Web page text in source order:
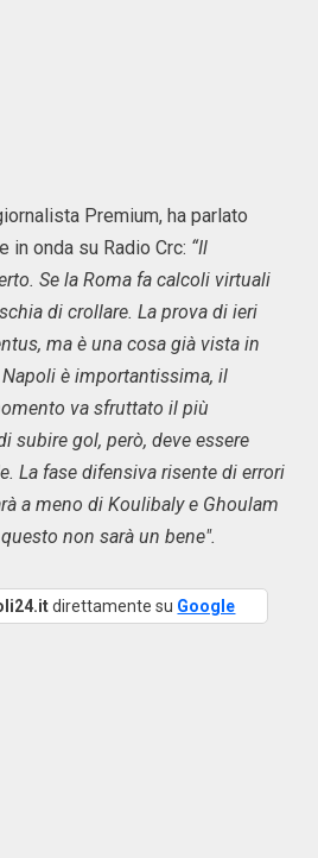
Premium, ha parlato
in onda su Radio Crc: “Il
Se la Roma fa calcoli virtuali
di crollare. La prova di ieri
ma è una cosa già vista in
è importantissima, il
va sfruttato il più
subire gol, però, deve essere
La fase difensiva risente di errori
a meno di Koulibaly e Ghoulam
non sarà un bene".
direttamente su Google